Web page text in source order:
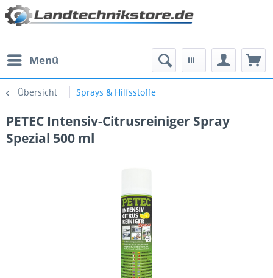
Menü
Übersicht Sprays & Hilfsstoffe
PETEC Intensiv-Citrusreiniger Spray
Spezial 500 ml